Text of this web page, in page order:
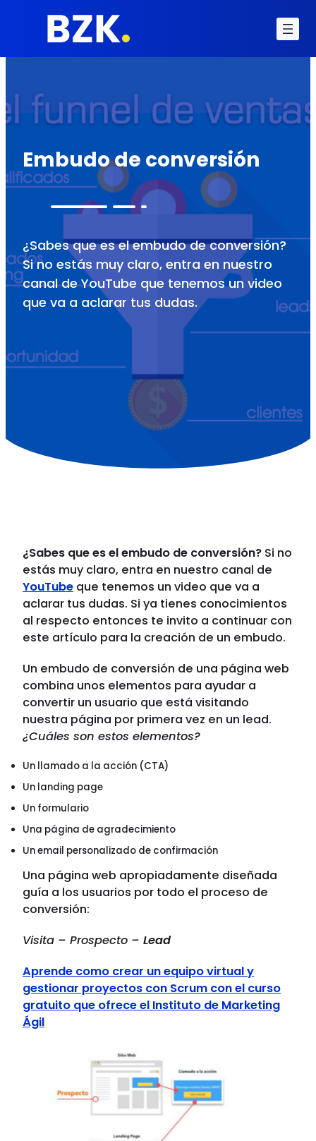
Embudo de conversión
¿Sabes que es el embudo de conversión?
Si no estás muy claro, entra en nuestro
canal de YouTube que tenemos un video
que va a aclarar tus dudas.
¿Sabes que es el embudo de conversión? Si no
estás muy claro, entra en nuestro canal de
YouTube que tenemos un video que va a
aclarar tus dudas. Si ya tienes conocimientos
al respecto entonces te invito a continuar con
este artículo para la creación de un embudo.
Un embudo de conversión de una página web
combina unos elementos para ayudar a
convertir un usuario que está visitando
nuestra página por primera vez en un lead.
¿Cuáles son estos elementos?
Un llamado a la acción (CTA)
Un landing page
Un formulario
Una página de agradecimiento
Un email personalizado de confirmación
Una página web apropiadamente diseñada
guía a los usuarios por todo el proceso de
conversión:
Visita – Prospecto – Lead
Aprende como crear un equipo virtual y
gestionar proyectos con Scrum con el curso
gratuito que ofrece el Instituto de Marketing
Ágil